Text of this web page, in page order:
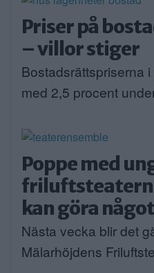
Priser på
– villor stiger
Bostadsrättspriserna
med 2,5 procent
Poppe med
kan göra något
Nästa vecka blir det
Mälarhöjdens